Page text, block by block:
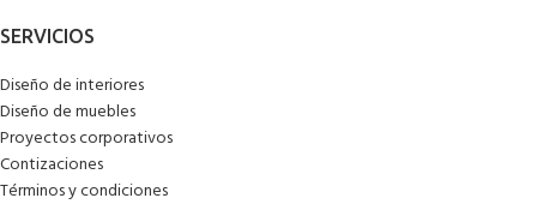
SERVICIOS
Diseño de interiores
Diseño de muebles
Proyectos corporativos
Contizaciones
Términos y condiciones